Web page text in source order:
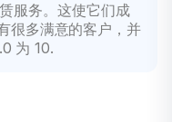
服务。这使它们成
很多满意的客户，并
为 10.